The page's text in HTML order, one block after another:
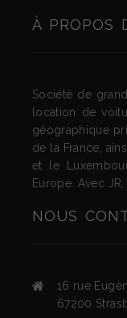
À PROPOS
Société de
location de
géographique
de la France,
et le
Europe. Avec
NOUS
16 rue
67200